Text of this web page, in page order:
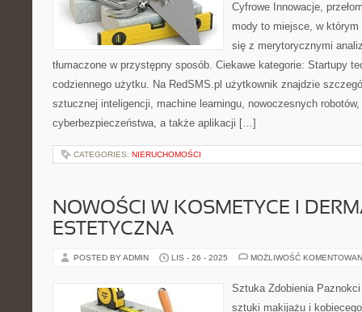
Cyfrowe Innowacje,
mody to miejsce, w
się z merytorycznymi
tłumaczone w przystępny sposób. Ciekawe kategorie: Startupy
codziennego użytku. Na RedSMS.pl użytkownik znajdzie
sztucznej inteligencji, machine learningu, nowoczesnych
cyberbezpieczeństwa, a także aplikacji […]
CATEGORIES: NIERUCHOMOŚCI
NOWOŚCI W KOSMETYCE I
ESTETYCZNA
POSTED BY ADMIN LIS - 26 - 2025 MOŻLIWOŚĆ
Sztuka Zdobienia
sztuki makijażu i